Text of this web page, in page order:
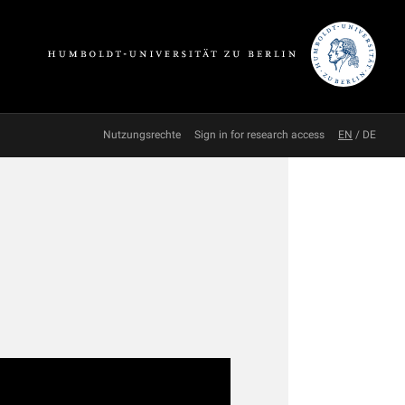
Nutzungsrechte Sign in for research access EN / DE